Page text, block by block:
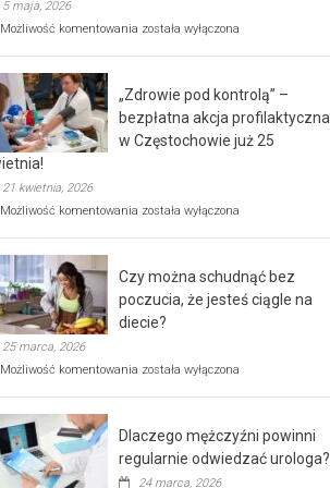
5 maja, 2026
Możliwość komentowania Rusza
rehabilitacji
dla
seniorów!
została wyłączona
„Zdrowie pod kontrolą” –
bezpłatna akcja profilaktyczna
w Częstochowie już 25
21 kwietnia, 2026
Możliwość komentowania „Zdrowie
bezpłatna
akcja
profilaktyczna
w
już
kwietnia!
została wyłączona
Czy można schudnąć bez
poczucia, że jesteś ciągle na
diecie?
25 marca, 2026
Możliwość komentowania Czy
poczucia,
że
została wyłączona
Dlaczego mężczyźni powinni
regularnie odwiedzać urologa?
24 marca, 2026